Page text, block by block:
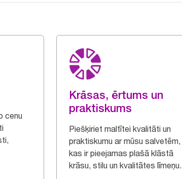
cenu
Krāsas, ērtums un
praktiskums
Piešķiriet maltītei kvalitāti un
praktiskumu ar mūsu salvetēm,
kas ir pieejamas plašā klāstā
krāsu, stilu un kvalitātes līmeņu.